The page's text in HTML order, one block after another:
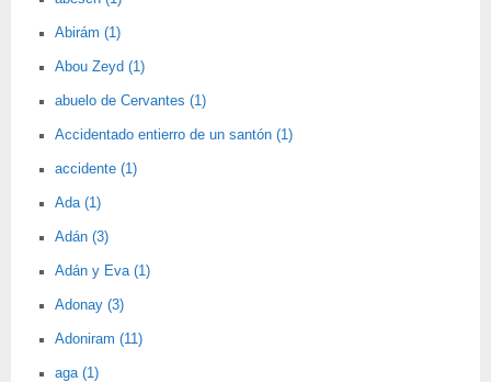
Abirám (1)
Abou Zeyd (1)
abuelo de Cervantes (1)
Accidentado entierro de un santón (1)
accidente (1)
Ada (1)
Adán (3)
Adán y Eva (1)
Adonay (3)
Adoniram (11)
aga (1)